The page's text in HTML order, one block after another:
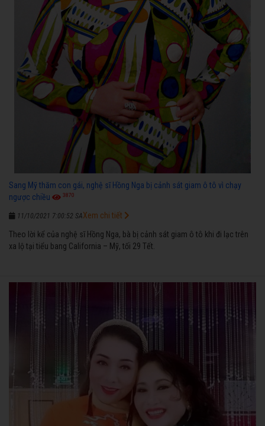
Sang Mỹ thăm con gái, nghệ sĩ Hồng Nga bị cảnh sát giam ô tô vì chạy
ngược chiều
3870
11/10/2021 7:00:52 SA
Theo lời kể của nghệ sĩ Hồng Nga, bà bị cảnh sát giam ô tô khi đi lạc trên
xa lộ tại tiểu bang California – Mỹ, tối 29 Tết.
Xem chi tiết